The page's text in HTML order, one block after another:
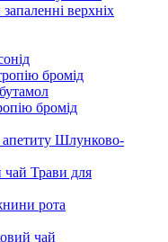
верхніх
бромід
бромід
Шлунково-
Трави для
рота
чай